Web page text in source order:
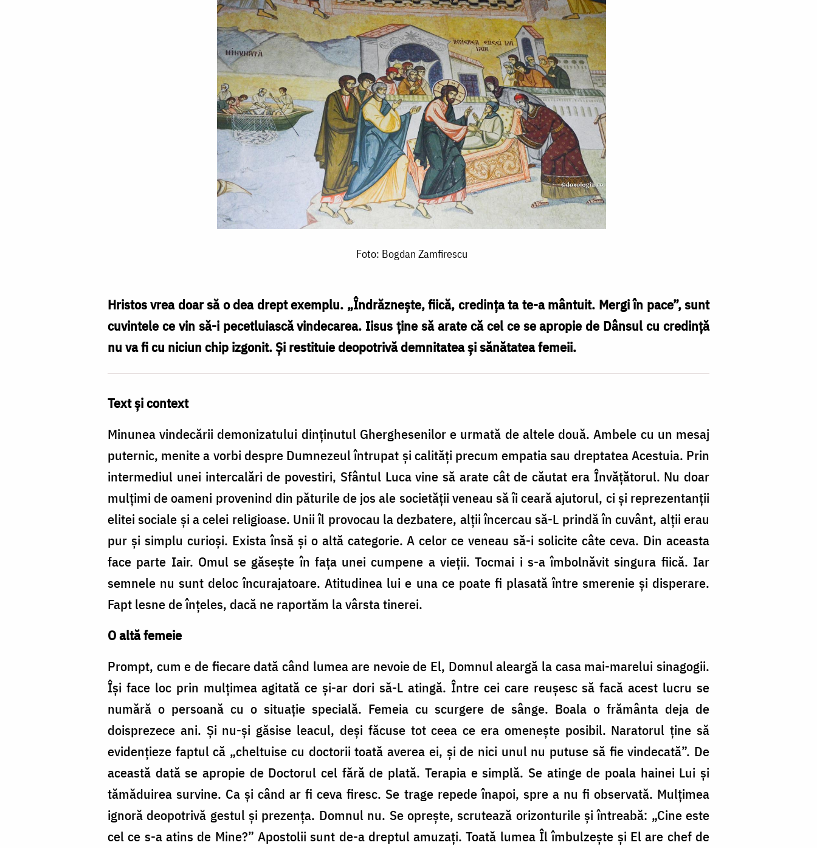
Foto: Bogdan Zamfirescu
Hristos vrea doar să o dea drept exemplu. „Îndrăzneşte, fiică, credinţa ta te-a mântuit. Mergi în pace”, sunt
cuvintele ce vin să-i pecetluiască vindecarea. Iisus ține să arate că cel ce se apropie de Dânsul cu credință
nu va fi cu niciun chip izgonit. Și restituie deopotrivă demnitatea și sănătatea femeii.
Text și context
Minunea vindecării demonizatului dinținutul Gherghesenilor e urmată de altele două. Ambele cu un mesaj
puternic, menite a vorbi despre Dumnezeul întrupat și calități precum empatia sau dreptatea Acestuia. Prin
intermediul unei intercalări de povestiri, Sfântul Luca vine să arate cât de căutat era Învățătorul. Nu doar
mulțimi de oameni provenind din păturile de jos ale societății veneau să îi ceară ajutorul, ci și reprezentanții
elitei sociale și a celei religioase. Unii îl provocau la dezbatere, alții încercau să-L prindă în cuvânt, alții erau
pur și simplu curioși. Exista însă și o altă categorie. A celor ce veneau să-i solicite câte ceva. Din aceasta
face parte Iair. Omul se găsește în fața unei cumpene a vieții. Tocmai i s-a îmbolnăvit singura fiică. Iar
semnele nu sunt deloc încurajatoare. Atitudinea lui e una ce poate fi plasată între smerenie și disperare.
Fapt lesne de înțeles, dacă ne raportăm la vârsta tinerei.
O altă femeie
Prompt, cum e de fiecare dată când lumea are nevoie de El, Domnul aleargă la casa mai-marelui sinagogii.
Își face loc prin mulțimea agitată ce și-ar dori să-L atingă. Între cei care reușesc să facă acest lucru se
numără o persoană cu o situație specială. Femeia cu scurgere de sânge. Boala o frământa deja de
doisprezece ani. Și nu-și găsise leacul, deși făcuse tot ceea ce era omenește posibil. Naratorul ține să
evidențieze faptul că „cheltuise cu doctorii toată averea ei, şi de nici unul nu putuse să fie vindecată”. De
această dată se apropie de Doctorul cel fără de plată. Terapia e simplă. Se atinge de poala hainei Lui și
tămăduirea survine. Ca și când ar fi ceva firesc. Se trage repede înapoi, spre a nu fi observată. Mulțimea
ignoră deopotrivă gestul și prezența. Domnul nu. Se oprește, scrutează orizonturile și întreabă: „Cine este
cel ce s-a atins de Mine?” Apostolii sunt de-a dreptul amuzați. Toată lumea Îl îmbulzește și El are chef de